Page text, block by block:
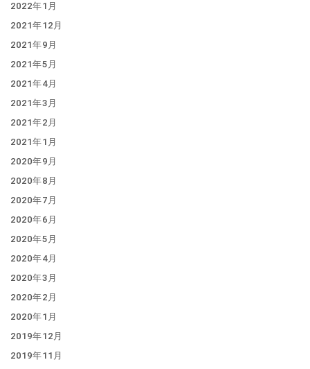
2022年1月
2021年12月
2021年9月
2021年5月
2021年4月
2021年3月
2021年2月
2021年1月
2020年9月
2020年8月
2020年7月
2020年6月
2020年5月
2020年4月
2020年3月
2020年2月
2020年1月
2019年12月
2019年11月